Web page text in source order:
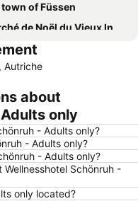
of Füssen
de Noël du Vieux Innsbruck
Seefeld
du crystal Swarovski
Stubai
- Innsbruck
Goldenes Dahl
47
Autriche
about
only
- Adults only?
- Adults only?
- Adults only?
Schönruh -
only located?